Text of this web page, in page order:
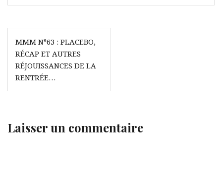
Navigation
de
l’article
MMM N°63 : PLACEBO,
RÉCAP ET AUTRES
RÉJOUISSANCES DE LA
RENTRÉE…
Laisser un commentaire